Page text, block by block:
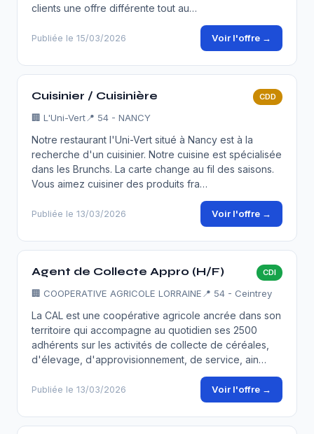
clients une offre différente tout au…
Publiée le 15/03/2026 Voir l'offre →
Cuisinier / Cuisinière CDD
🏢 L'Uni-Vert📍 54 - NANCY
Notre restaurant l'Uni-Vert situé à Nancy est à la
recherche d'un cuisinier. Notre cuisine est spécialisée
dans les Brunchs. La carte change au fil des saisons.
Vous aimez cuisiner des produits fra…
Publiée le 13/03/2026 Voir l'offre →
Agent de Collecte Appro (H/F) CDI
🏢 COOPERATIVE AGRICOLE LORRAINE 📍 54 - Ceintrey
La CAL est une coopérative agricole ancrée dans son
territoire qui accompagne au quotidien ses 2500
adhérents sur les activités de collecte de céréales,
d'élevage, d'approvisionnement, de service, ain…
Publiée le 13/03/2026 Voir l'offre →